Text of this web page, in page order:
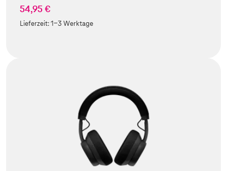
54,95 €
Lieferzeit:1-3 Werktage